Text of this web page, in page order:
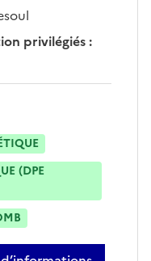
privilégiés:
(DPE